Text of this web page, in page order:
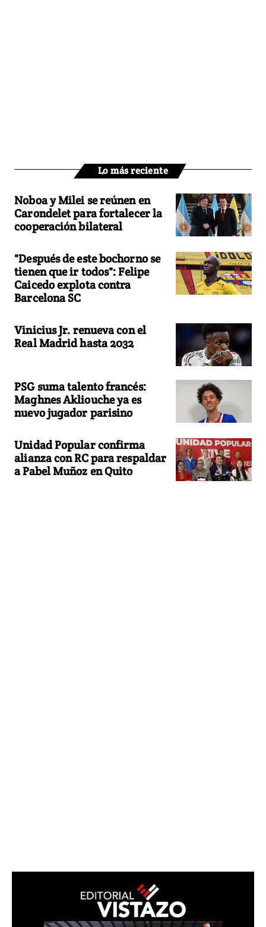
Lo más reciente
Noboa y Milei se reúnen en
Carondelet para fortalecer la
cooperación bilateral
"Después de este bochorno se
tienen que ir todos": Felipe
Caicedo explota contra
Barcelona SC
Vinicius Jr. renueva con el
Real Madrid hasta 2032
PSG suma talento francés:
Maghnes Akliouche ya es
nuevo jugador parisino
Unidad Popular confirma
alianza con RC para respaldar
a Pabel Muñoz en Quito